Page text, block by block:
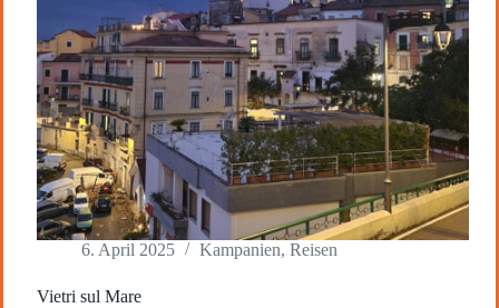
6. April 2025 Kampanien, Reisen
Vietri sul Mare